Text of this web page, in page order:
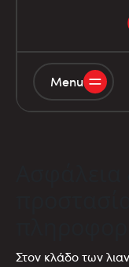
Menu
Στον κλάδο των